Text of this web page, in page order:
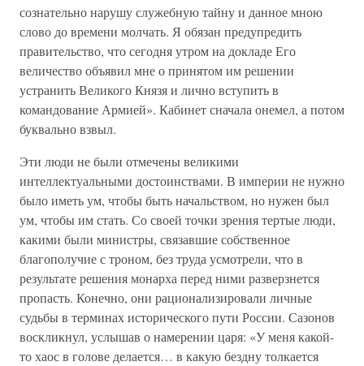
сознательно нарушу служебную тайну и данное мною
слово до времени молчать. Я обязан предупредить
правительство, что сегодня утром на докладе Его
величество объявил мне о принятом им решении
устранить Великого Князя и лично вступить в
командование Армией». Кабинет сначала онемел, а потом
буквально взвыл.
Эти люди не были отмечены великими
интеллектуальными достоинствами. В империи не нужно
было иметь ум, чтобы быть начальством, но нужен был
ум, чтобы им стать. Со своей точки зрения тертые люди,
какими были министры, связавшие собственное
благополучие с троном, без труда усмотрели, что в
результате решения монарха перед ними разверзнется
пропасть. Конечно, они рационализировали личные
судьбы в терминах исторического пути России. Сазонов
воскликнул, услышав о намерении царя: «У меня какой-
то хаос в голове делается… в какую бездну толкается